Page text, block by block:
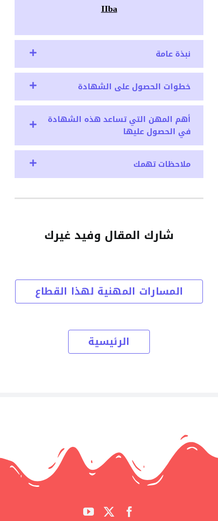
IIba
نبذة عامة
خطوات الحصول على الشهادة
أهم المهن التي تساعد هذه الشهادة
في الحصول عليها
ملاحظات تهمك
شارك المقال وفيد غيرك
المسارات المهنية لهذا القطاع
الرئيسية